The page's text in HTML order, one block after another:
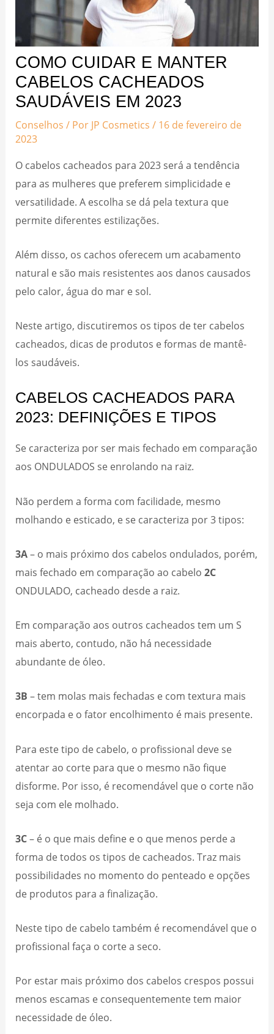
COMO CUIDAR E MANTER
CABELOS CACHEADOS
SAUDÁVEIS EM 2023
Conselhos / Por JP Cosmetics/ 16 de fevereiro de
2023
O cabelos cacheados para 2023 será a tendência
para as mulheres que preferem simplicidade e
versatilidade. A escolha se dá pela textura que
permite diferentes estilizações.
Além disso, os cachos oferecem um acabamento
natural e são mais resistentes aos danos causados
pelo calor, água do mar e sol.
Neste artigo, discutiremos os tipos de ter cabelos
cacheados, dicas de produtos e formas de mantê-
los saudáveis.
CABELOS CACHEADOS PARA
2023: DEFINIÇÕES E TIPOS
Se caracteriza por ser mais fechado em comparação
aos ONDULADOS se enrolando na raiz.
Não perdem a forma com facilidade, mesmo
molhando e esticado, e se caracteriza por 3 tipos:
3A– o mais próximo dos cabelos ondulados, porém,
mais fechado em comparação ao cabelo2C
ONDULADO, cacheado desde a raiz.
Em comparação aos outros cacheados tem um S
mais aberto, contudo, não há necessidade
abundante de óleo.
3B – tem molas mais fechadas e com textura mais
encorpada e o fator encolhimento é mais presente.
Para este tipo de cabelo, o profissional deve se
atentar ao corte para que o mesmo não fique
disforme. Por isso, é recomendável que o corte não
seja com ele molhado.
3C– é o que mais define e o que menos perde a
forma de todos os tipos de cacheados. Traz mais
possibilidades no momento do penteado e opções
de produtos para a finalização.
Neste tipo de cabelo também é recomendável que o
profissional faça o corte a seco.
Por estar mais próximo dos cabelos crespos possui
menos escamas e consequentemente tem maior
necessidade de óleo.